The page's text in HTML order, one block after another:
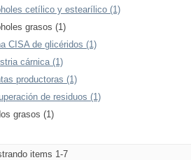
cetílico y estearílico (1)
grasos (1)
CISA de glicéridos (1)
cárnica (1)
productoras (1)
de residuos (1)
grasos (1)
items 1-7